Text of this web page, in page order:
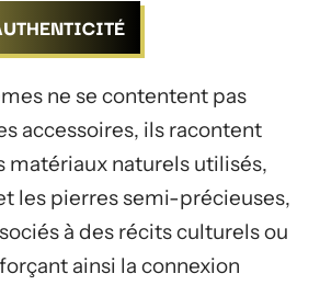
ne se contentent pas
accessoires, ils racontent
matériaux naturels utilisés,
les pierres semi-précieuses,
à des récits culturels ou
ainsi la connexion